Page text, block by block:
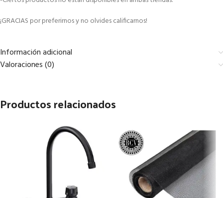
¡GRACIAS por preferirnos y no olvides calificarnos!
Información adicional
Valoraciones (0)
Productos relacionados